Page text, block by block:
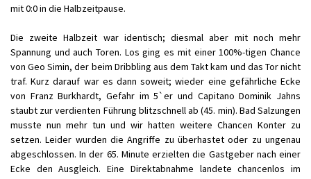
mit 0:0 in die Halbzeitpause.
Die zweite Halbzeit war identisch; diesmal aber mit noch mehr
Spannung und auch Toren. Los ging es mit einer 100%-tigen Chance
von Geo Simin, der beim Dribbling aus dem Takt kam und das Tor nicht
traf. Kurz darauf war es dann soweit; wieder eine gefährliche Ecke
von Franz Burkhardt, Gefahr im 5`er und Capitano Dominik Jahns
staubt zur verdienten Führung blitzschnell ab (45. min). Bad Salzungen
musste nun mehr tun und wir hatten weitere Chancen Konter zu
setzen. Leider wurden die Angriffe zu überhastet oder zu ungenau
abgeschlossen. In der 65. Minute erzielten die Gastgeber nach einer
Ecke den Ausgleich. Eine Direktabnahme landete chancenlos im